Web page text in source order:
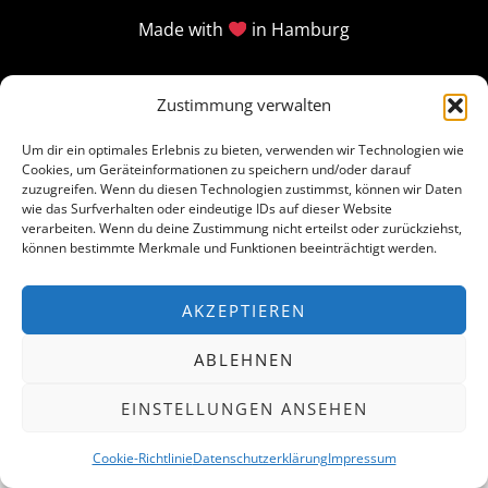
Zustimmung verwalten
Um dir ein optimales Erlebnis zu bieten, verwenden wir Technologien wie
Cookies, um Geräteinformationen zu speichern und/oder darauf
zuzugreifen. Wenn du diesen Technologien zustimmst, können wir Daten
wie das Surfverhalten oder eindeutige IDs auf dieser Website
verarbeiten. Wenn du deine Zustimmung nicht erteilst oder zurückziehst,
können bestimmte Merkmale und Funktionen beeinträchtigt werden.
AKZEPTIEREN
ABLEHNEN
EINSTELLUNGEN ANSEHEN
Cookie-RichtlinieDatenschutzerklärungImpressum
Made with in Hamburg